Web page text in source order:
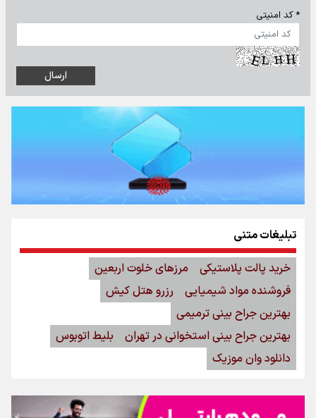
* کد امنیتی
تبلیغات متنی
خرید پالت پلاستیکی
مرزهای خلوت اربعین
فروشنده مواد شیمیایی
رزرو هتل کیش
بهترین جراح بینی ترمیمی
بهترین جراح بینی استخوانی در تهران
بلیط اتوبوس
دانلود وان موزیک